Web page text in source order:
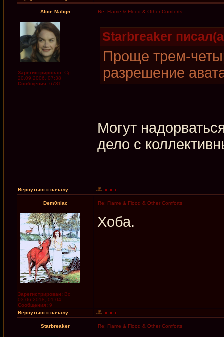
Alice Malign Re: Flame & Flood & Other Comforts
Зарегистрирован: Ср
20.09.2006, 07:38
Сообщения: 6781
Starbreaker
Проще трем-
разрешение
Могут
дело с
Вернуться к началу
Dem0niac Re: Flame & Flood & Other Comforts
Зарегистрирован: Вс
03.06.2018, 01:04
Сообщения: 9
Хоба.
Вернуться к началу
Starbreaker Re: Flame & Flood & Other Comforts